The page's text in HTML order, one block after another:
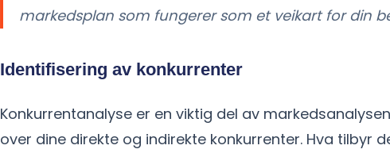
markedsplan som fungerer som et veikart for din
Identifisering av konkurrenter
Konkurrentanalyse er en viktig del av
over dine direkte og indirekte konkurrenter. Hva tilbyr